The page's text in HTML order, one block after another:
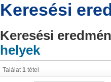
Keresési
Keresési
helyek
Találat1 tétel